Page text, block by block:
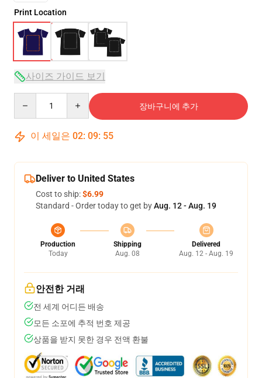
Print Location
사이즈 가이드 보기
장바구니에 추가
이 세일은 02: 09: 54
Deliver to United States
Cost to ship:$6.99
Standard - Order today to get byAug. 12 - Aug. 19
Production
Today
Shipping
Aug. 08
Delivered
Aug. 12 - Aug. 19
안전한 거래
전 세계 어디든 배송
모든 소포에 추적 번호 제공
상품을 받지 못한 경우 전액 환불